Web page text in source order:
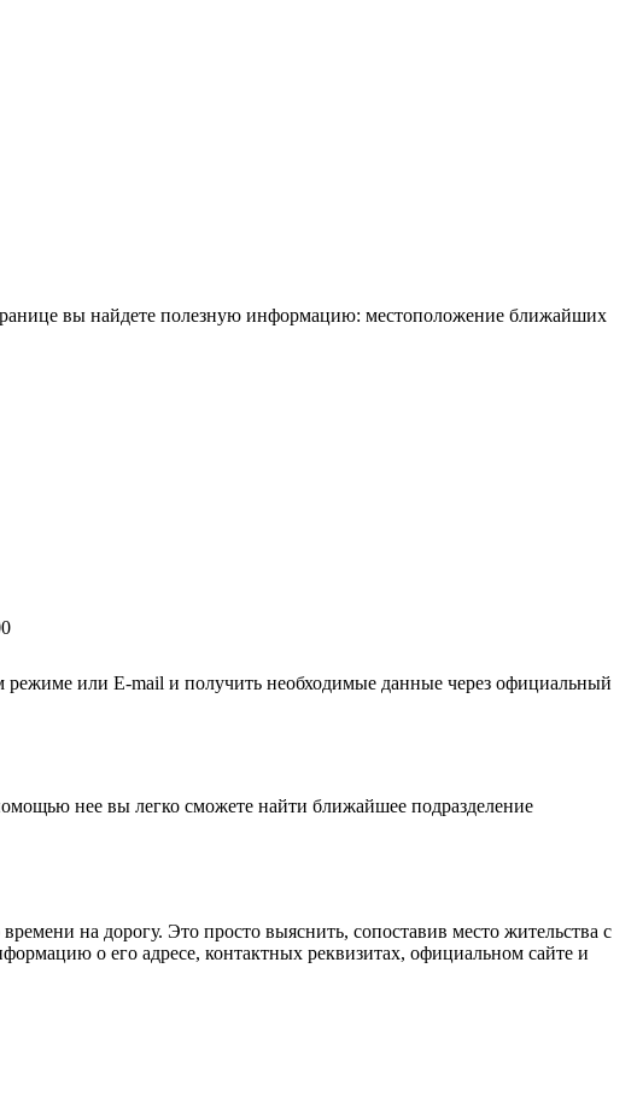
вы найдете полезную информацию: местоположение ближайших
режиме или E-mail и получить необходимые данные через официальный
нее вы легко сможете найти ближайшее подразделение
на дорогу. Это просто выяснить, сопоставив место жительства с
о его адресе, контактных реквизитах, официальном сайте и